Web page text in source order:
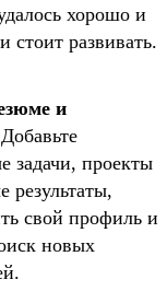
хорошо и
стоит развивать.
и
Добавьте
задачи, проекты
результаты,
свой профиль и
новых